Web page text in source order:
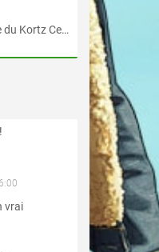
GTA Online : La mise à jour « Le Braquage du Kortz Center » est disponible en préchargement sur PS5 et Xbox Series X|S
vrai